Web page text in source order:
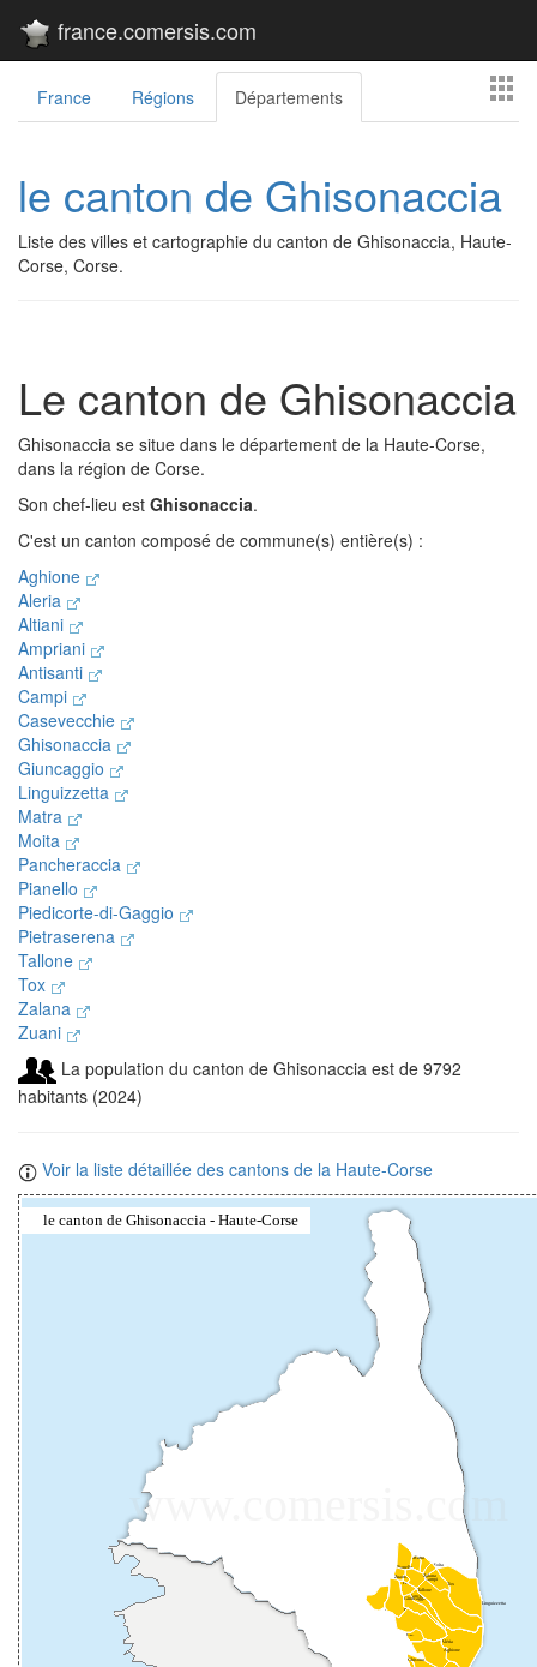
france.comersis.com
France Régions Départements
le canton de Ghisonaccia
Liste des villes et cartographie du canton de Ghisonaccia, Haute-
Corse, Corse.
Le canton de Ghisonaccia
Ghisonaccia se situe dans le département de la Haute-Corse,
dans la région de Corse.
Son chef-lieu est Ghisonaccia.
C'est un canton composé de commune(s) entière(s) :
Aghione
Aleria
Altiani
Ampriani
Antisanti
Campi
Casevecchie
Ghisonaccia
Giuncaggio
Linguizzetta
Matra
Moita
Pancheraccia
Pianello
Piedicorte-di-Gaggio
Pietraserena
Tallone
Tox
Zalana
Zuani
La population du canton de Ghisonaccia est de 9792
habitants (2024)
Voir la liste détaillée des cantons de la Haute-Corse